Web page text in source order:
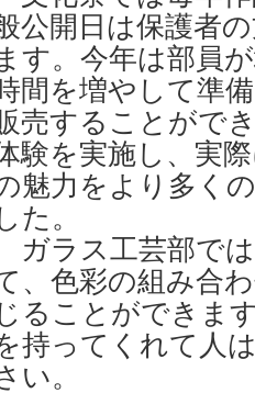
公開日は保護者
す。今年は部員
間を増やして準
売することがで
験を実施し、実
魅力をより多く
た。
ガラス工芸部で
、色彩の組み合
じることができま
持ってくれて人
い。